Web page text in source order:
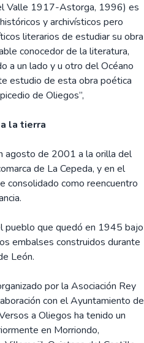
Valle 1917-Astorga, 1996) es
y archivísticos pero
literarios de estudiar su obra
conocedor de la literatura,
a un lado y u otro del Océano
estudio de esta obra poética
de Oliegos”,
la tierra
agosto de 2001 a la orilla del
de La Cepeda, y en el
consolidado como reencuentro
pueblo que quedó en 1945 bajo
embalses construidos durante
León.
por la Asociación Rey
con el Ayuntamiento de
a Oliegos ha tenido un
en Morriondo,